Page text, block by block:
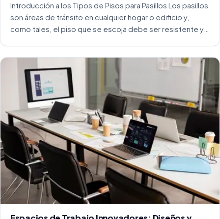
Introducción a los Tipos de Pisos para Pasillos Los pasillos
son áreas de tránsito en cualquier hogar o edificio y,
como tales, el piso que se escoja debe ser resistente y